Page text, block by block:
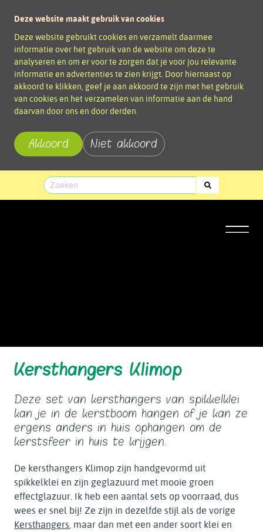
Deze website maakt gebruik van cookies
Deze website gebruikt cookies en verzamelt daarmee
informatie over het gebruik van de website om deze te
analyseren en om er voor te zorgen dat je voor jou relevante
informatie en advertenties te zien krijgt. Door hiernaast op
akkoord te klikken, geef je aan akkoord te zijn met het gebruik
van cookies en het verzamelen van informatie aan de hand
daarvan door ons en door derden.
Akkoord Niet akkoord
Kersthangers Klimop
Deze set van kersthangers van spikkelklei
kan je in de kerstboom hangen of je kan ze
ergens anders in huis ophangen om de
kerstsfeer in huis te krijgen.
De kersthangers Klimop zijn handgevormd uit
spikkelklei en zijn geglazuurd met mooie groen
effectglazuur. Ik heb een aantal sets op voorraad, dus
wees er snel bij! Ze zijn in dezelfde stijl als de vorige
Kersthangers, maar dan met een ander soort klei en